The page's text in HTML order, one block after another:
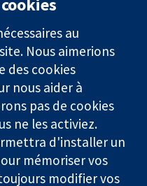
nous
Actualités
Service de
presse
Qui sommes-
nous
Offres
d'emploi
Library
au
Nous aimerions
des cookies
nous aider à
pas de cookies
ne les activiez.
d'installer un
mémoriser vos
modifier vos